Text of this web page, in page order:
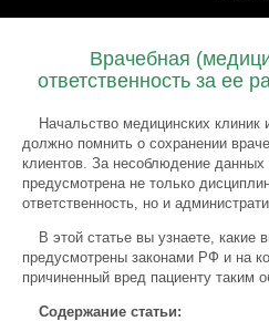
Врачебная
ответственность за ее
Начальство медицинских
должно помнить о сохранении
клиентов. За несоблюдение данных
предусмотрена не только
ответственность, но и
В этой статье вы узнаете, какие
предусмотрены законами РФ и на
причиненный вред пациенту таким
Содержание статьи: